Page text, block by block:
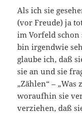
Als ich sie
(vor Freude) ja
im Vorfeld
bin irgendwie
glaube ich, daß
sie an und sie
„Zählen“ – „Was
woraufhin sie
verziehen, daß